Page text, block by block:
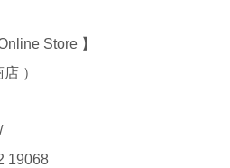
Store 】
）
19068